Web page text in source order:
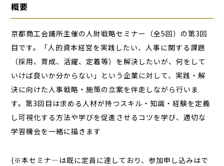
概要
京都商工会議所主催の人財戦略セミナー（全5回）の第3回
目です。「人的資本経営を実践したい、人事に関する課題
（採用、育成、活躍、定着等）を解決したいが、何をして
いけば良いか分からない」という企業に対して、実践・解
決に向けた人事戦略・施策の立案を伴走しながら行いま
す。第3回目は求める人材が持つスキル・知識・経験を定義
し可視化する方法や学びを促進させるコツを学び、適切な
学習機会を一緒に描きます
(※本セミナ―は既に定員に達しており、参加申し込みはで